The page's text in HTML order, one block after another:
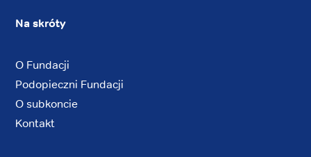
Na skróty
O Fundacji
Podopieczni Fundacji
O subkoncie
Kontakt